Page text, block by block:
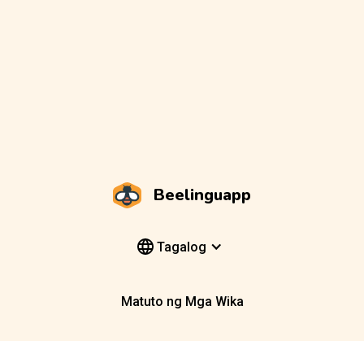
Beelinguapp
Tagalog
Matuto ng Mga Wika